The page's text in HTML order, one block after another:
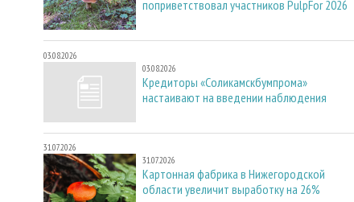
поприветствовал участников PulpFor 2026
03.08.2026
03.08.2026
Кредиторы «Соликамскбумпрома»
настаивают на введении наблюдения
31.07.2026
31.07.2026
Картонная фабрика в Нижегородской
области увеличит выработку на 26%